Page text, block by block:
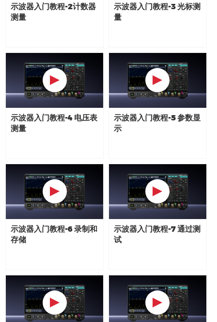
示波器入门教程-2计数器
测量
示波器入门教程-3 光标测
量
示波器入门教程-4 电压表
测量
示波器入门教程-5 参数显
示
示波器入门教程-6 录制和
存储
示波器入门教程-7 通过测
试